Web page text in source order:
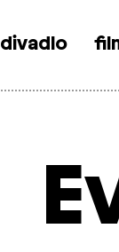
divadlo